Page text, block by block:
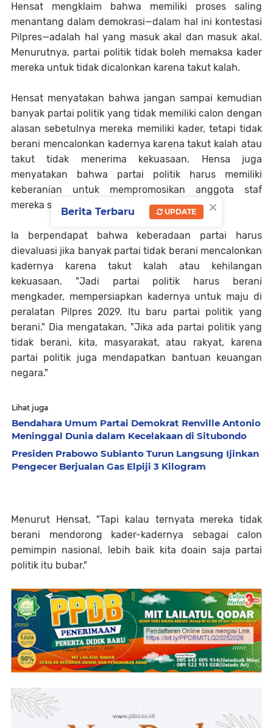
Hensat mengklaim bahwa memiliki proses saling
menantang dalam demokrasi—dalam hal ini kontestasi
Pilpres—adalah hal yang masuk akal dan masuk akal.
Menurutnya, partai politik tidak boleh memaksa kader
mereka untuk tidak dicalonkan karena takut kalah.
Hensat menyatakan bahwa jangan sampai kemudian
banyak partai politik yang tidak memiliki calon dengan
alasan sebetulnya mereka memiliki kader, tetapi tidak
berani mencalonkan kadernya karena takut kalah atau
takut tidak menerima kekuasaan. Hensa juga
menyatakan bahwa partai politik harus memiliki
keberanian untuk mempromosikan anggota staf
mereka sebagai calon pemimpin nasional.
Ia berpendapat bahwa keberadaan partai harus
dievaluasi jika banyak partai tidak berani mencalonkan
kadernya karena takut kalah atau kehilangan
kekuasaan. "Jadi partai politik harus berani
mengkader, mempersiapkan kadernya untuk maju di
peralatan Pilpres 2029. Itu baru partai politik yang
berani." Dia mengatakan, "Jika ada partai politik yang
tidak berani, kita, masyarakat, atau rakyat, karena
partai politik juga mendapatkan bantuan keuangan
negara."
Lihat juga
Bendahara Umum Partai Demokrat Renville Antonio
Meninggal Dunia dalam Kecelakaan di Situbondo
Presiden Prabowo Subianto Turun Langsung Ijinkan
Pengecer Berjualan Gas Elpiji 3 Kilogram
Menurut Hensat, "Tapi kalau ternyata mereka tidak
berani mendorong kader-kadernya sebagai calon
pemimpin nasional, lebih baik kita doain saja partai
politik itu bubar."
×
Berita Terbaru UPDATE